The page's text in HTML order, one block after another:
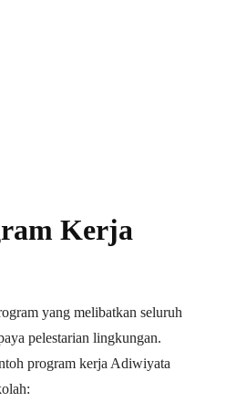
Kerja
yang melibatkan seluruh
pelestarian lingkungan.
program kerja Adiwiyata